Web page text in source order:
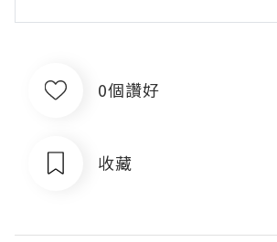
0個讚好
收藏